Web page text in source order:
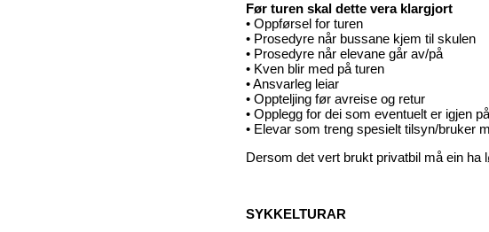
Før turen skal dette vera klargjort
• Oppførsel for turen
• Prosedyre når bussane kjem til skulen
• Prosedyre når elevane går av/på
• Kven blir med på turen
• Ansvarleg leiar
• Oppteljing før avreise og retur
• Opplegg for dei som eventuelt er igjen
• Elevar som treng spesielt tilsyn/bruker
Dersom det vert brukt privatbil må ein ha
SYKKELTURAR